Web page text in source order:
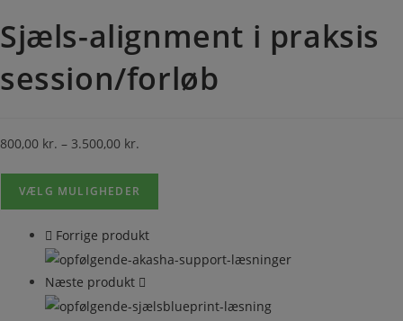
Sjæls-alignment i praksis
session/forløb
800,00 kr. – 3.500,00 kr.
VÆLG MULIGHEDER
Forrige produkt
Næste produkt